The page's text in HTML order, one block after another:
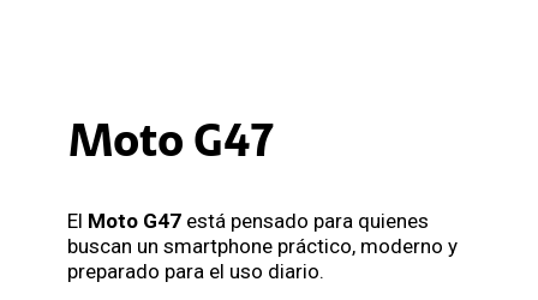
Moto G47
El Moto G47 está pensado para quienes
buscan un smartphone práctico, moderno y
preparado para el uso diario.